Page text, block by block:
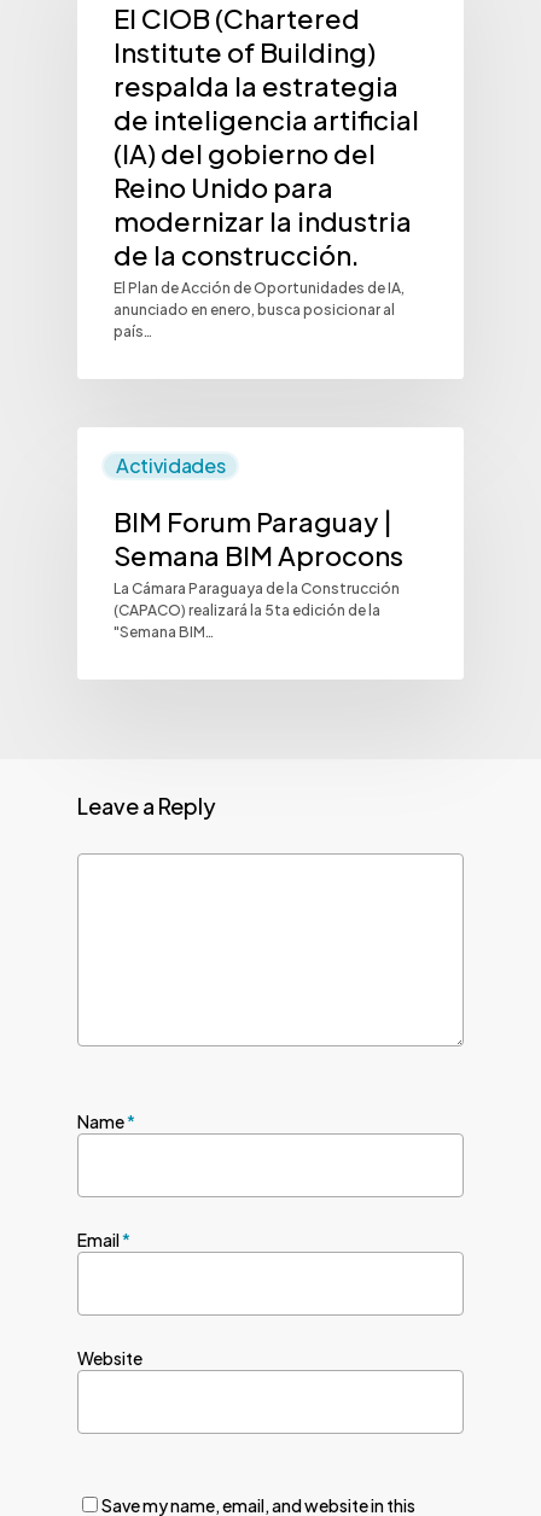
El CIOB (Chartered
Institute of Building)
respalda la estrategia
de inteligencia artificial
(IA) del gobierno del
Reino Unido para
modernizar la industria
de la construcción.
El Plan de Acción de Oportunidades de IA,
anunciado en enero, busca posicionar al
país…
Actividades
BIM Forum Paraguay |
Semana BIM Aprocons
La Cámara Paraguaya de la Construcción
(CAPACO) realizará la 5ta edición de la
"Semana BIM…
Leave a Reply
Name*
Email*
Website
Save my name, email, and website in this